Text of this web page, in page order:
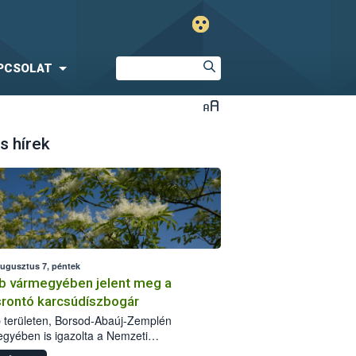
hírek
7, péntek
vármegyében jelent meg a
karcsúdíszbogár
területen, Borsod-Abaúj-Zemplén
is igazolta a Nemzeti
biztonsági Hivatal (Nébih) a